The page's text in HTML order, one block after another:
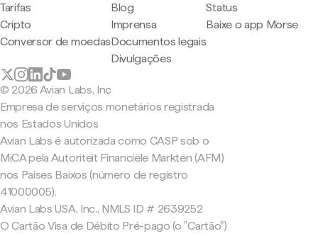
Tarifas
Cripto
Conversor de moedas
Blog
Imprensa
Documentos legais
Divulgações
Status
Baixe o app Morse
© 2026 Avian Labs, Inc
Empresa de serviços monetários registrada
nos Estados Unidos
Avian Labs é autorizada como CASP sob o
MiCA pela Autoriteit Financiële Markten (AFM)
nos Países Baixos (número de registro
41000005).
Avian Labs USA, Inc., NMLS ID # 2639252
O Cartão Visa de Débito Pré-pago (o "Cartão")